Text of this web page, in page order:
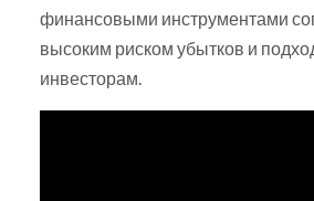
финансовыми инструментами
высоким риском убытков и
инвесторам.